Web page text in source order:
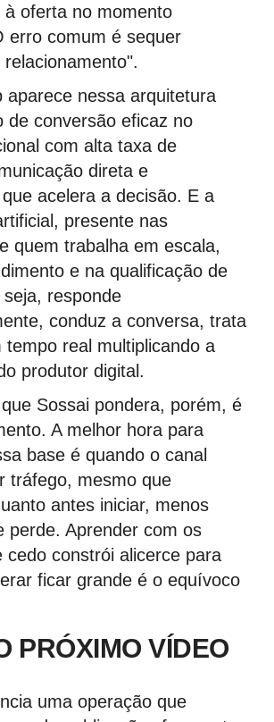
à oferta no momento
erro comum é sequer
aparece nessa arquitetura
de conversão eficaz no
com alta taxa de
direta e
acelera a decisão. E a
presente nas
quem trabalha em escala,
e na qualificação de
responde
conduz a conversa, trata
tempo real multiplicando a
produtor digital.
Sossai pondera, porém, é
A melhor hora para
base é quando o canal
tráfego, mesmo que
antes iniciar, menos
perde. Aprender com os
cedo constrói alicerce para
ficar grande é o equívoco
PRÓXIMO VÍDEO
uma operação que